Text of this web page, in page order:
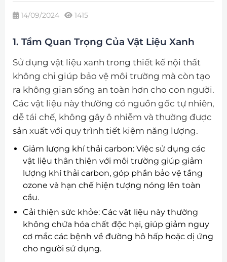
14/09/2024 1415
1. Tầm Quan Trọng Của Vật Liệu Xanh
Sử dụng vật liệu xanh trong thiết kế nội thất
không chỉ giúp bảo vệ môi trường mà còn tạo
ra không gian sống an toàn hơn cho con người.
Các vật liệu này thường có nguồn gốc tự nhiên,
dễ tái chế, không gây ô nhiễm và thường được
sản xuất với quy trình tiết kiệm năng lượng.
Giảm lượng khí thải carbon: Việc sử dụng các
vật liệu thân thiện với môi trường giúp giảm
lượng khí thải carbon, góp phần bảo vệ tầng
ozone và hạn chế hiện tượng nóng lên toàn
cầu.
Cải thiện sức khỏe: Các vật liệu này thường
không chứa hóa chất độc hại, giúp giảm nguy
cơ mắc các bệnh về đường hô hấp hoặc dị ứng
cho người sử dụng.